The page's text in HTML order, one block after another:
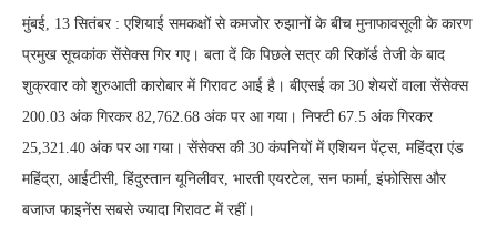
मुंबई, 13 सितंबर : एशियाई समकक्षों से कमजोर रुझानों के बीच मुनाफावसूली के कारण
प्रमुख सूचकांक सेंसेक्स गिर गए। बता दें कि पिछले सत्र की रिकॉर्ड तेजी के बाद
शुक्रवार को शुरुआती कारोबार में गिरावट आई है। बीएसई का 30 शेयरों वाला सेंसेक्स
200.03 अंक गिरकर 82,762.68 अंक पर आ गया। निफ्टी 67.5 अंक गिरकर
25,321.40 अंक पर आ गया। सेंसेक्स की 30 कंपनियों में एशियन पेंट्स, महिंद्रा एंड
महिंद्रा, आईटीसी, हिंदुस्तान यूनिलीवर, भारती एयरटेल, सन फार्मा, इंफोसिस और
बजाज फाइनेंस सबसे ज्यादा गिरावट में रहीं।